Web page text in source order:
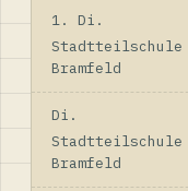
1. Di.
Stadtteilschule
Bramfeld
Di.
Stadtteilschule
Bramfeld